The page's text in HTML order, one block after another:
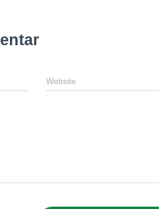
Website